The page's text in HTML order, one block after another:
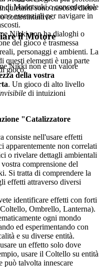
di Madotsuki o concedendole
essenziali per navigare in
Nikki non ha dialoghi o
del gioco è trasmessa
personaggi e ambienti. La
questi elementi è una parte
gioco.
sono nascosti dietro
controintuitive.
il Motore
Nikki non è un valore
della vostra
. Un gioco di alto livello
di intuizioni
"Catalizzatore
consiste nell'usare effetti
non correlati
o rivelare dettagli ambientali
comprensione del
Si tratta di comprendere la
effetti attraverso diversi
identificare effetti con forti
Ombrello, Lanterna).
ogni mondo
ed esperimentando con
e su diverse entità.
un effetto solo dove
usare il Coltello su entità
può talvolta innescare